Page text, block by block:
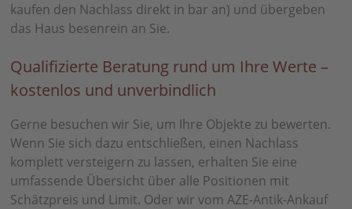
kaufen den Nachlass direkt in bar an) und übergeben
das Haus besenrein an Sie.
Qualifizierte Beratung rund um Ihre Werte –
kostenlos und unverbindlich
Gerne besuchen wir Sie, um Ihre Objekte zu bewerten.
Wenn Sie sich dazu entschließen, einen Nachlass
komplett versteigern zu lassen, erhalten Sie eine
umfassende Übersicht über alle Positionen mit
Schätzpreis und Limit. Oder wir vom AZE-Antik-Ankauf